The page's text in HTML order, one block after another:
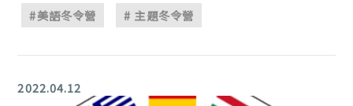
#美語冬令營 # 主題冬令營
2022.04.12